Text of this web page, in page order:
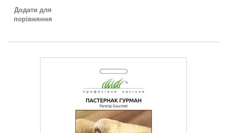
Додати для
порівняння